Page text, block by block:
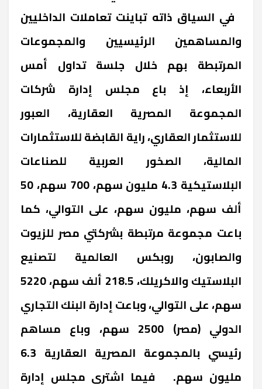
في السياق ذاته تباينت تعاملات الداخليين
والمساهمين الرئيسيين والمجموعات
المرتبطة بهم خلال جلسة تداول أمس
الأربعاء، إذ باع مجلس إدارة شركات
المجموعة المصرية العقارية، العبور
للاستثمار العقاري، راية القابضة للاستثمارات
المالية، الصخور العربية للصناعات
البلاستيكية 4.3 مليون سهم، 700 سهم، 50
ألف سهم، مليون سهم، على التوالي، كما
باعت مجموعة مرتبطة بشركتي مصر للزيوت
والصابون، روبكس العالمية لتصنيع
البلاستيك والاكريلك، 218.5 ألف سهم، 5220
سهم، على التوالي، وباعت إدارة البنك التجاري
الدولي (مصر) 2500 سهم، وباع مساهم
رئيسي بالمجموعة المصرية العقارية 6.3
مليون سهم. فيما اشترى مجلس إدارة